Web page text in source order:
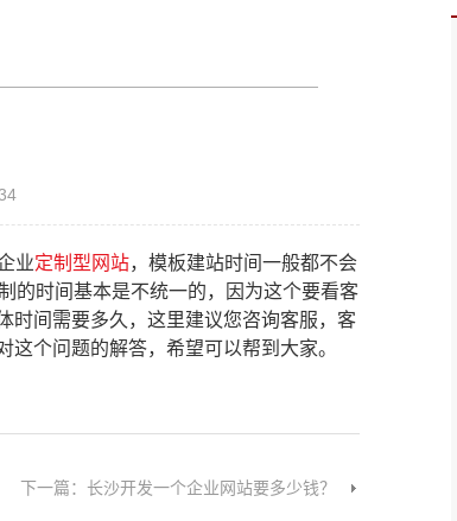
业定制型网站，模板建站时间一般都不会
的时间基本是不统一的，因为这个要看客
时间需要多久，这里建议您咨询客服，客
这个问题的解答，希望可以帮到大家。
下一篇：长沙开发一个企业网站要多少钱？